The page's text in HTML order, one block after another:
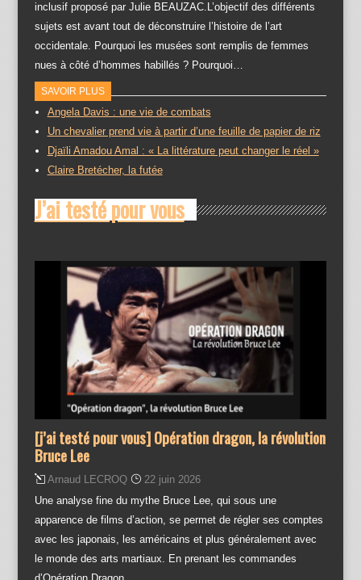
inclusif proposé par Julie BEAUZAC.L’objectif des différents
sujets est avant tout de déconstruire l’histoire de l’art
occidentale. Pourquoi les musées sont remplis de femmes
nues à côté d’hommes habillés ? Pourquoi…
SAVOIR PLUS
Angela Davis : une vie de combats
Un chevalier prend vie à partir d’une feuille de papier de riz
Djaïli Amadou Amal : « La littérature peut changer le réel »
Claire Bretécher, la futée
J’ai testé pour vous
[j’ai testé pour vous] Opération dragon, la révolution
Bruce Lee
Arnaud LECROQ
22 juin 2026
Une analyse fine du mythe Bruce Lee, qui sous une
apparence de films d’action, se permet de régler ses comptes
avec les japonais, les américains et plus généralement avec
le monde des arts martiaux. En prenant les commandes